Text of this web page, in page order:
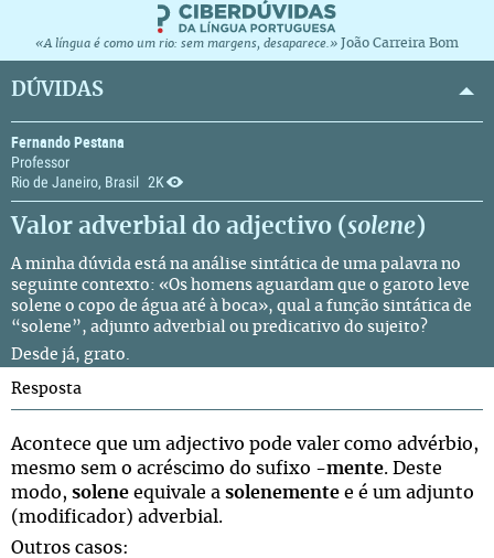
«A língua é como um rio: sem margens, desaparece.» João Carreira Bom
DÚVIDAS
Fernando Pestana
Professor
Rio de Janeiro, Brasil 2K
Valor adverbial do adjectivo (solene)
A minha dúvida está na análise sintática de uma palavra no
seguinte contexto: «Os homens aguardam que o garoto leve
solene o copo de água até à boca», qual a função sintática de
“solene”, adjunto adverbial ou predicativo do sujeito?
Desde já, grato.
Resposta
Acontece que um adjectivo pode valer como advérbio,
mesmo sem o acréscimo do sufixo -mente. Deste
modo, solene equivale a solenemente e é um adjunto
(modificador) adverbial.
Outros casos: